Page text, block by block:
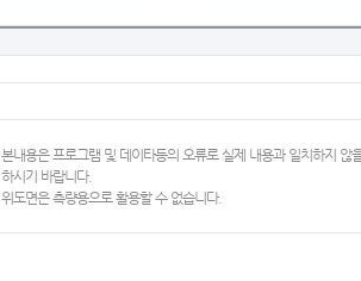
본내용은 프로그램 및 데이타등의 오류로 실제 내용과 일치하지
하시기 바랍니다.
위도면은 측량용으로 활용할 수 없습니다.